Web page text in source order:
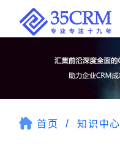
首页 知识中心